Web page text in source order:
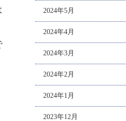
2024年5月
2024年4月
2024年3月
2024年2月
2024年1月
2023年12月